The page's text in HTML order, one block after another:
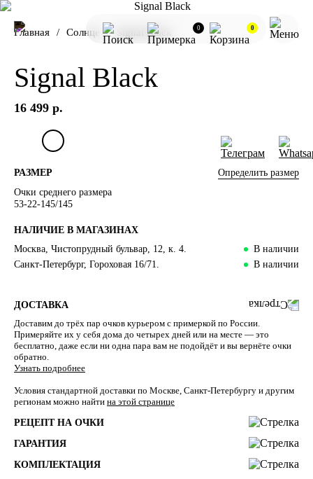
0 0
Главная Солнце Signal Black
Signal Black
16 499 р.
РАЗМЕР
Определить размер
Очки среднего размера
53-22-145/145
НАЛИЧИЕ В МАГАЗИНАХ
Москва, Чистопрудный бульвар, 12, к. 4.
В наличии
Санкт-Петербург, Гороховая 16/71.
В наличии
ДОСТАВКА
Доставим до трёх пар очков курьером с примеркой по России.
Примеряйте их у себя дома до четырех дней или на месте — это
бесплатно, даже если ни одна пара вам не подойдёт и вы вернёте очки
обратно.
Узнать подробнее
Условия стандартной доставки по Москве, Санкт-Петербургу и другим
регионам можно найти на этой странице
РЕЦЕПТ НА ОЧКИ
ГАРАНТИЯ
КОМПЛЕКТАЦИЯ